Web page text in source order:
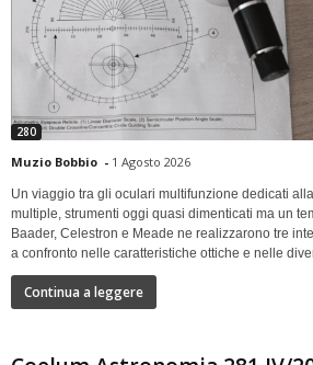
280
Muzio Bobbio - 1 Agosto 2026
Un viaggio tra gli oculari multifunzione dedicati
multiple, strumenti oggi quasi dimenticati ma un
Baader, Celestron e Meade ne realizzarono tre
a confronto nelle caratteristiche ottiche e nelle
Continua a leggere